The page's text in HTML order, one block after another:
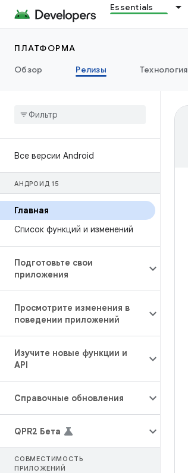
Essentials
ПЛАТФОРМА
Обзор
Релизы Технология
Все версии Android
АНДРОИД 15
Главная
Список функций и изменений
Подготовьте свои
приложения
Просмотрите изменения в
поведении приложений
Изучите новые функции и
API
Справочные обновления
QPR2 Бета
СОВМЕСТИМОСТЬ
ПРИЛОЖЕНИЙ